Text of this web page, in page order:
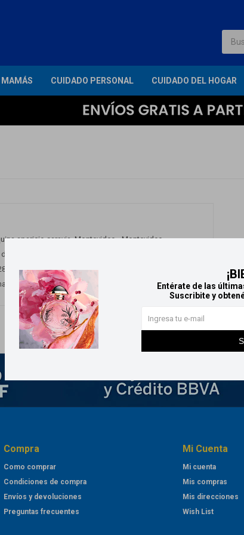
Entérate de las
Suscribite y
MAMÁS CUIDADO PERSONAL CUIDADO DEL HOGAR
aparicio saravia, Montevideo - Montevideo.
00:00 a 24 h
- 23547023
Compra
Como comprar
Condiciones de compra
Envíos y devoluciones
Preguntas frecuentes
Mi Cuenta
Mi cuenta
Mis compras
Mis direcciones
Wish List